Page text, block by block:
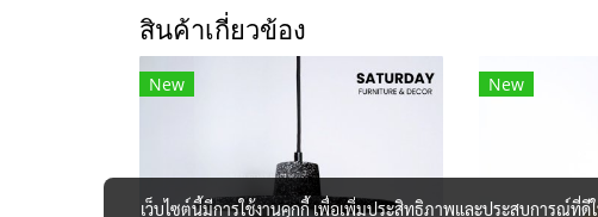
สินค้าเกี่ยวข้อง
New New
เว็บไซต์นี้มีการใช้งานคุกกี้ เพื่อเพิ่มประสิทธิภาพและประสบการณ์ที่ดี